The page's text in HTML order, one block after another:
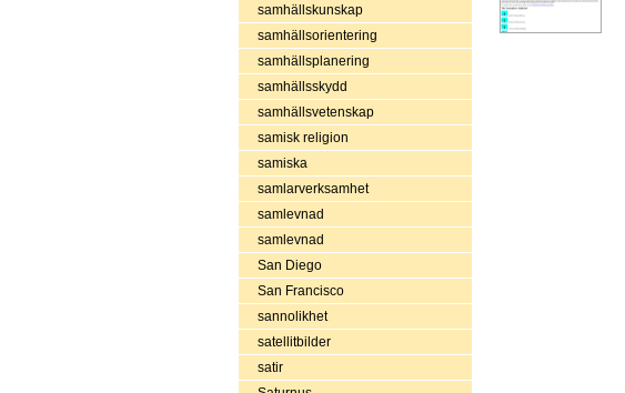
samhällskunskap
samhällsorientering
samhällsplanering
samhällsskydd
samhällsvetenskap
samisk religion
samiska
samlarverksamhet
samlevnad
samlevnad
San Diego
San Francisco
sannolikhet
satellitbilder
satir